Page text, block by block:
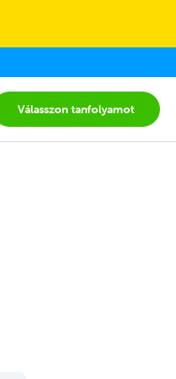
Válasszon tanfolyamot